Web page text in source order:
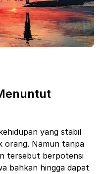
yang stabil
orang. Namun tanpa
tersebut berpotensi
bahkan hingga dapat